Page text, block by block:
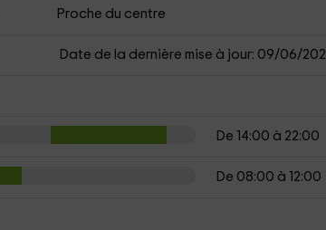
Proche du centre
Date de la dernière mise à jour: 09/06/2021
De 14:00 à 22:00
De 08:00 à 12:00